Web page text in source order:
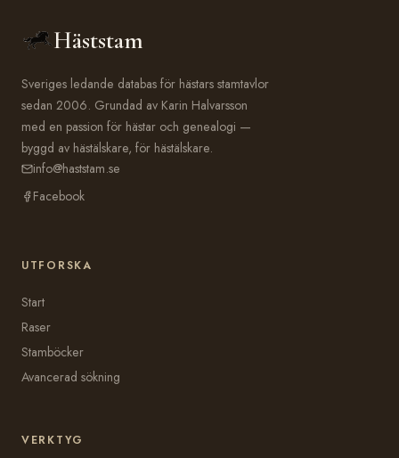
Häststam
Sveriges ledande databas för hästars stamtavlor
sedan 2006. Grundad av Karin Halvarsson
med en passion för hästar och genealogi —
byggd av hästälskare, för hästälskare.
info@haststam.se
Facebook
UTFORSKA
Start
Raser
Stamböcker
Avancerad sökning
VERKTYG